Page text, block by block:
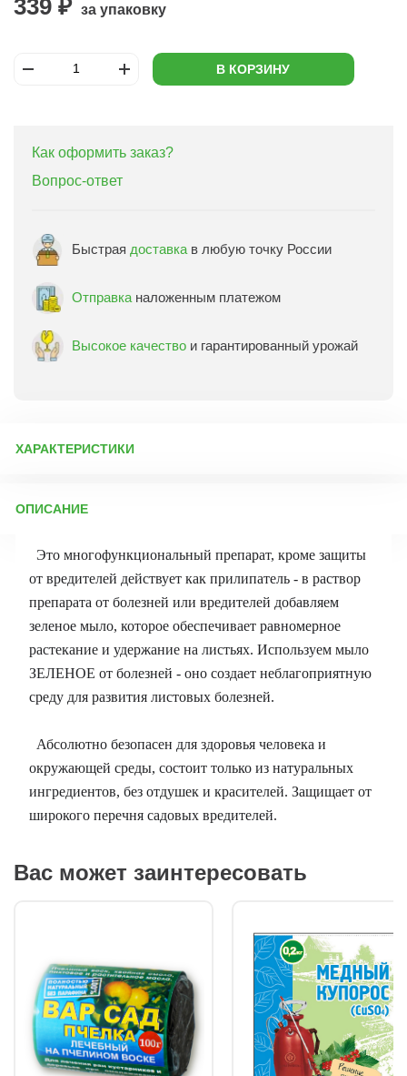
339 ₽ за упаковку
В КОРЗИНУ
Как оформить заказ?
Вопрос-ответ
Быстрая доставка в любую точку России
Отправка наложенным платежом
Высокое качество и гарантированный урожай
ХАРАКТЕРИСТИКИ
Бренд товара:
Срок отправки: ежедневно
ОПИСАНИЕ
Это многофункциональный препарат, кроме защиты
от вредителей действует как прилипатель - в раствор
препарата от болезней или вредителей добавляем
зеленое мыло, которое обеспечивает равномерное
растекание и удержание на листьях. Используем мыло
ЗЕЛЕНОЕ от болезней - оно создает неблагоприятную
среду для развития листовых болезней.
Абсолютно безопасен для здоровья человека и
окружающей среды, состоит только из натуральных
ингредиентов, без отдушек и красителей. Защищает от
широкого перечня садовых вредителей.
Вас может заинтересовать